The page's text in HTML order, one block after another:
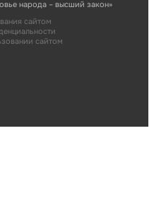
народа – высший закон»
сайтом
сайтом